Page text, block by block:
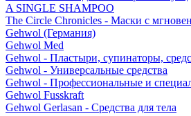
A SINGLE SHAMPOO
The Circle Chronicles - Маски с
Gehwol (Германия)
Gehwol Med
Gehwol - Пластыри, супинаторы,
Gehwol - Универсальные средства
Gehwol - Профессиональные и
Gehwol Fusskraft
Gehwol Gerlasan - Средства для тела